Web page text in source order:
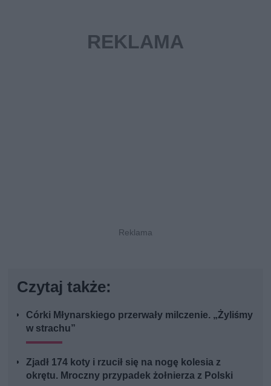
Czytaj także:
Córki Młynarskiego przerwały milczenie. „Żyliśmy
w strachu”
Zjadł 174 koty i rzucił się na nogę kolesia z
okrętu. Mroczny przypadek żołnierza z Polski